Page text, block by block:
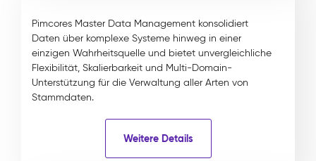
Pimcores Master Data Management konsolidiert
Daten über komplexe Systeme hinweg in einer
einzigen Wahrheitsquelle und bietet unvergleichliche
Flexibilität, Skalierbarkeit und Multi-Domain-
Unterstützung für die Verwaltung aller Arten von
Stammdaten.
Weitere Details